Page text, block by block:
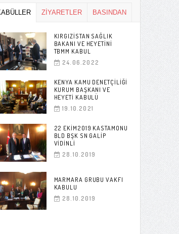
ZİYARETLER BASINDAN
KIRGIZISTAN SAĞLIK
BAKANI VE HEYETINI
TBMM KABUL
24.06.2022
KENYA KAMU DENETÇILIĞI
KURUM BAŞKANI VE
HEYETI KABULÜ
19.10.2021
22 EKIM2019 KASTAMONU
BLD BŞK SN GALIP
VIDINLI
28.10.2019
MARMARA GRUBU VAKFI
KABULU
28.10.2019